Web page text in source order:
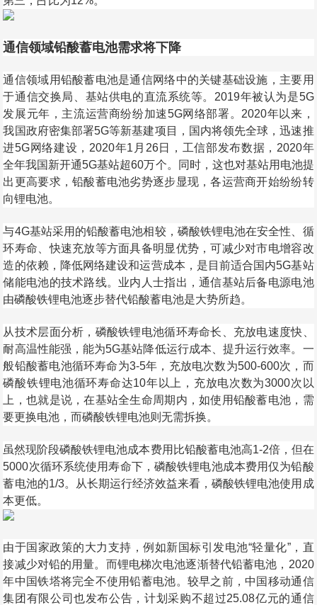
通信领域铅酸蓄电池需求将下降
通信领域用铅酸蓄电池是通信网络中的关键基础设施，主要用
于通信交换局、基站供电的直流系统等。2019年被认为是5G
发展元年，主流运营商纷纷加速5G网络部署。2020年以来，
我国政府密集部署5G等新基建项目，国内将领先全球，迅速推
进5G网络建设，2020年1月26日，工信部发布数据，2020年
全年我国新开通5G基站超60万个。同时，这也对基站用电池提
出更高要求，铅酸蓄电池劣势逐步显现，各运营商开始纷纷转
向锂电池。
与4G基站采用的铅酸蓄电池相较，磷酸铁锂电池在安全性、循
环寿命、快速充放等方面具备明显优势，可减少对市电增容改
造的依赖，降低网络建设和运营成本，是目前适合国内5G基站
储能电池的技术路线。业内人士指出，通信基站后备电源电池
由磷酸铁锂电池逐步替代铅酸蓄电池是大势所趋。
从技术层面分析，磷酸铁锂电池循环寿命长、充放电速度快、
耐高温性能强，能为5G基站降低运行成本、提升运行效率。一
般铅酸蓄电池循环寿命为3-5年，充放电次数为500-600次，而
磷酸铁锂电池循环寿命达10年以上，充放电次数为3000次以
上，也就是说，在基站全生命周期内，如使用铅酸蓄电池，需
要更换电池，而磷酸铁锂电池则无需拆换。
虽然现阶段磷酸铁锂电池成本费用比铅酸蓄电池高1-2倍，但在
5000次循环系统使用寿命下，磷酸铁锂电池成本费用仅为铅酸
蓄电池的1/3。从长期运行经济效益来看，磷酸铁锂电池使用成
本更低。
由于国家政策的大力支持，例如新国标引发电池“轻量化”，直
接减少对铅的用量。而锂电梯次电池逐渐替代铅蓄电池，2020
年中国铁塔将完全不使用铅蓄电池。较早之前，中国移动通信
集团有限公司也发布公告，计划采购不超过25.08亿元的通信